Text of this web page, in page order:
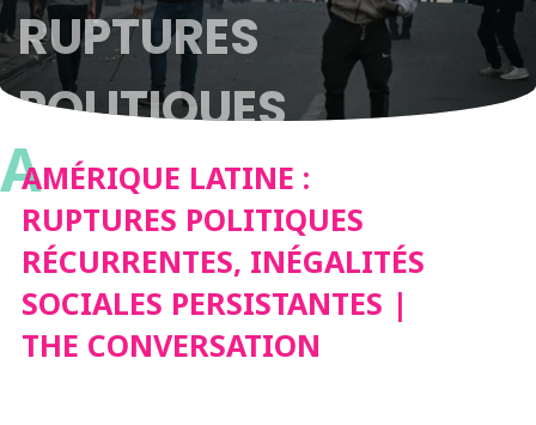
RUPTURES
POLITIQUES
RÉCURRENTES,
INÉGALITÉS
SOCIALES
AAMÉRIQUE LATINE :
RUPTURES POLITIQUES
RÉCURRENTES, INÉGALITÉS
SOCIALES PERSISTANTES |
THE CONVERSATION